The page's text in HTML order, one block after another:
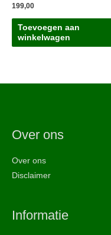
199,00
Toevoegen aan
winkelwagen
Over ons
Over ons
Disclaimer
Informatie